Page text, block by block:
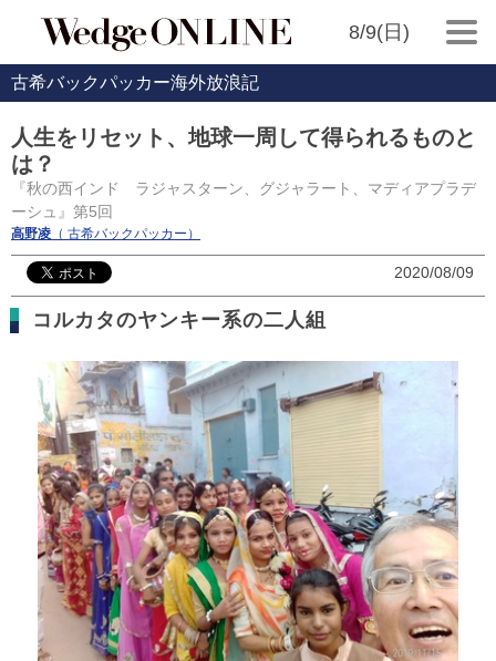
8/9(日)
古希バックパッカー海外放浪記
人生をリセット、地球一周して得られるものと
は？
『秋の西インド ラジャスターン、グジャラート、マディアプラデ
ーシュ』第5回
高野凌 （ 古希バックパッカー）
2020/08/09
コルカタのヤンキー系の二人組